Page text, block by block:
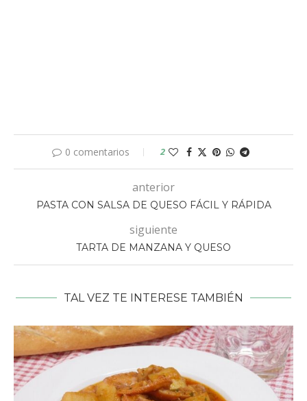
0 comentarios 2
anterior
PASTA CON SALSA DE QUESO FÁCIL Y RÁPIDA
siguiente
TARTA DE MANZANA Y QUESO
TAL VEZ TE INTERESE TAMBIÉN